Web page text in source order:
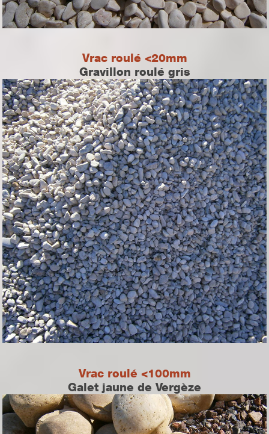
Vrac roulé <20mm
Gravillon roulé gris
Vrac roulé <100mm
Galet jaune de Vergèze